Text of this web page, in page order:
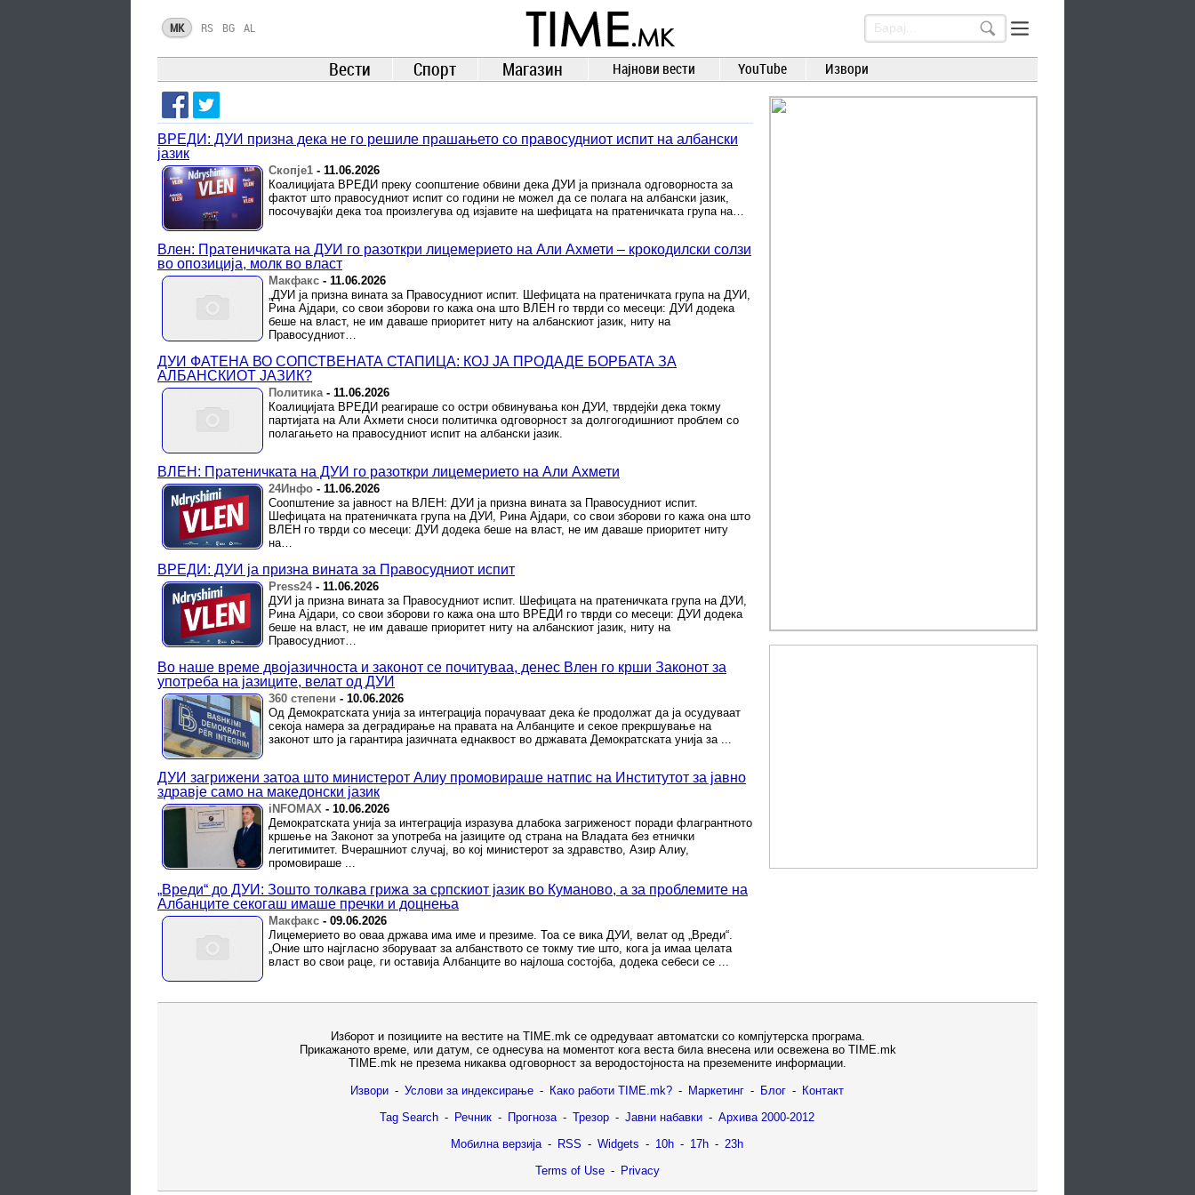
TIME.mk
ВЕСТИ
NEWS
MK RS BG AL
Вести Спорт Магазин Најнови вести YouTube Извори
ВРЕДИ: ДУИ призна дека не го решиле прашањето со правосудниот испит на албански
јазик
Скопје1 - 11.06.2026
Коалицијата ВРЕДИ преку соопштение обвини дека ДУИ ја признала одговорноста за
фактот што правосудниот испит со години не можел да се полага на албански јазик,
посочувајќи дека тоа произлегува од изјавите на шефицата на пратеничката група на…
Влен: Пратеничката на ДУИ го разоткри лицемерието на Али Ахмети – крокодилски солзи
во опозиција, молк во власт
Макфакс - 11.06.2026
„ДУИ ја призна вината за Правосудниот испит. Шефицата на пратеничката група на ДУИ,
Рина Ајдари, со свои зборови го кажа она што ВЛЕН го тврди со месеци: ДУИ додека
беше на власт, не им даваше приоритет ниту на албанскиот јазик, ниту на
Правосудниот…
ДУИ ФАТЕНА ВО СОПСТВЕНАТА СТАПИЦА: КОЈ ЈА ПРОДАДЕ БОРБАТА ЗА
АЛБАНСКИОТ ЈАЗИК?
Политика- 11.06.2026
Коалицијата ВРЕДИ реагираше со остри обвинувања кон ДУИ, тврдејќи дека токму
партијата на Али Ахмети сноси политичка одговорност за долгогодишниот проблем со
полагањето на правосудниот испит на албански јазик.
ВЛЕН: Пратеничката на ДУИ го разоткри лицемерието на Али Ахмети
24Инфо - 11.06.2026
Соопштение за јавност на ВЛЕН: ДУИ ја призна вината за Правосудниот испит.
Шефицата на пратеничката група на ДУИ, Рина Ајдари, со свои зборови го кажа она што
ВЛЕН го тврди со месеци: ДУИ додека беше на власт, не им даваше приоритет ниту
на…
ВРЕДИ: ДУИ ја призна вината за Правосудниот испит
Press24- 11.06.2026
ДУИ ја призна вината за Правосудниот испит. Шефицата на пратеничката група на ДУИ,
Рина Ајдари, со свои зборови го кажа она што ВРЕДИ го тврди со месеци: ДУИ додека
беше на власт, не им даваше приоритет ниту на албанскиот јазик, ниту на
Правосудниот…
Во наше време двојазичноста и законот се почитуваа, денес Влен го крши Законот за
употреба на јазиците, велат од ДУИ
360 степени - 10.06.2026
Од Демократската унија за интеграција порачуваат дека ќе продолжат да ја осудуваат
секоја намера за деградирање на правата на Албанците и секое прекршување на
законот што ја гарантира јазичната еднаквост во државата Демократската унија за ...
ДУИ загрижени затоа што министерот Алиу промовираше натпис на Институтот за јавно
здравје само на македонски јазик
iNFOMAX - 10.06.2026
Демократската унија за интеграција изразува длабока загриженост поради флагрантното
кршење на Законот за употреба на јазиците од страна на Владата без етнички
легитимитет. Вчерашниот случај, во кој министерот за здравство, Азир Алиу,
промовираше ...
„Вреди“ до ДУИ: Зошто толкава грижа за српскиот јазик во Куманово, а за проблемите на
Албанците секогаш имаше пречки и доцнења
Макфакс - 09.06.2026
Лицемерието во оваа држава има име и презиме. Тоа се вика ДУИ, велат од „Вреди“.
„Оние што најгласно зборуваат за албанството се токму тие што, кога ја имаа целата
власт во свои раце, ги оставија Албанците во најлоша состојба, додека себеси се ...
Изборот и позициите на вестите на TIME.mk се одредуваат автоматски со компјутерска програма.
Прикажаното време, или датум, се однесува на моментот кога веста била внесена или освежена во TIME.mk
TIME.mk не презема никаква одговорност за веродостојноста на преземените информации.
Извори - Услови за индексирање - Како работи TIME.mk? - Маркетинг - Блог - Контакт
Tag Search - Речник - Прогноза - Трезор - Јавни набавки - Архива 2000-2012
Мобилна верзија - RSS - Widgets - 10h - 17h - 23h
Terms of Use - Privacy